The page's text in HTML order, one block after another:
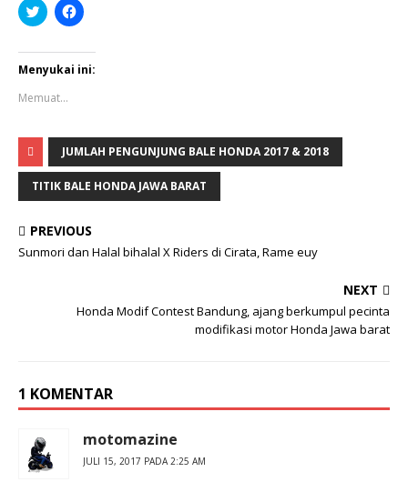
K
l
u
n
t
u
k
r
a
g
i
p
a
w
u
k
a
i
j
e
n
K
l
u
n
m
b
a
g
i
k
d
F
b
o
m
b
u
a
d
Menyukai ini:
Memuat...
JUMLAH PENGUNJUNG BALE HONDA 2017 & 2018
TITIK BALE HONDA JAWA BARAT
PREVIOUS
Sunmori dan Halal bihalal X Riders di Cirata, Rame euy
NEXT
Honda Modif Contest Bandung, ajang berkumpul pecinta
modifikasi motor Honda Jawa barat
1 KOMENTAR
motomazine
JULI 15, 2017 PADA 2:25 AM